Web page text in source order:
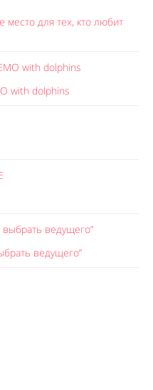
место для тех, кто любит
with dolphins
ведущего”